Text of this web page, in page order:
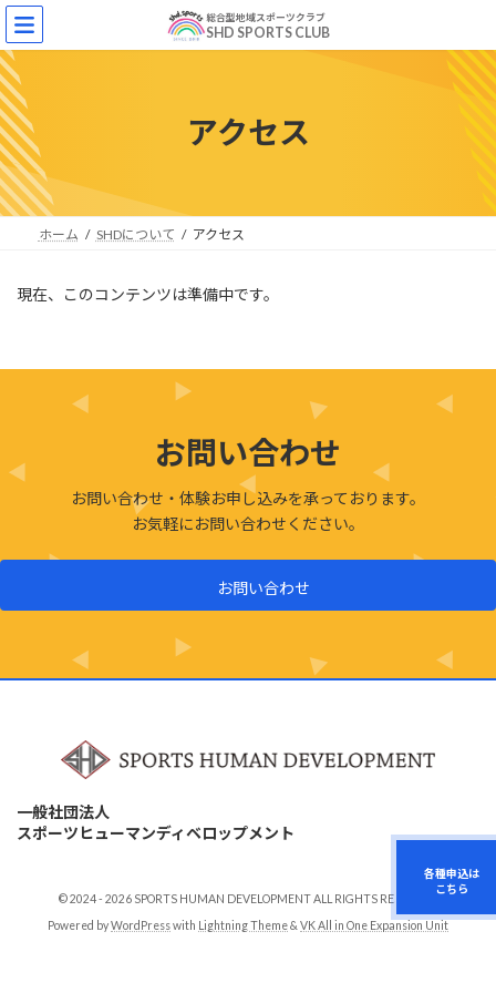
コ
テ
ン
ツ
へ
ス
キ
ッ
プ
ナ
ゲ
ー
シ
ョ
ン
に
移
動
総合型地域スポーツクラブ
SHD SPORTS CLUB
アクセス
ホーム SHDについて アクセス
現在、このコンテンツは準備中です。
お問い合わせ
お問い合わせ・体験お申し込みを承っております。
お気軽にお問い合わせください。
お問い合わせ
一般社団法人
スポーツヒューマンディベロップメント
各種申込は
こちら
© 2024 - 2026 SPORTS HUMAN DEVELOPMENT ALL RIGHTS RESERVED
Powered byWordPresswith Lightning Theme&VK All in One Expansion Unit